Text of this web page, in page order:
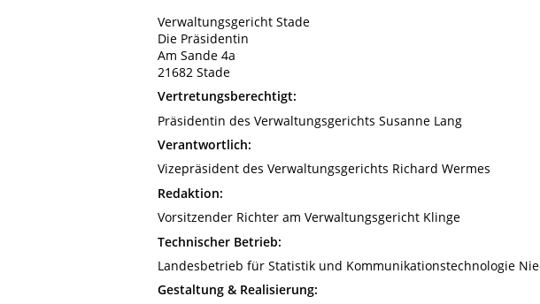
Verwaltungsgericht Stade
Die Präsidentin
Am Sande 4a
21682 Stade
Vertretungsberechtigt:
Präsidentin des Verwaltungsgerichts Susanne Lang
Verantwortlich:
Vizepräsident des Verwaltungsgerichts Richard Wermes
Redaktion:
Vorsitzender Richter am Verwaltungsgericht Klinge
Technischer Betrieb:
Landesbetrieb für Statistik und Kommunikationstechnologie
Gestaltung & Realisierung: